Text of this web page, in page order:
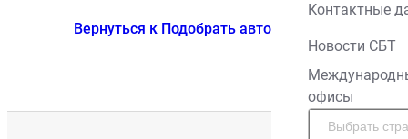
Контактные
Новости СБТ
офисы
Вернуться к Подобрать автомобиль